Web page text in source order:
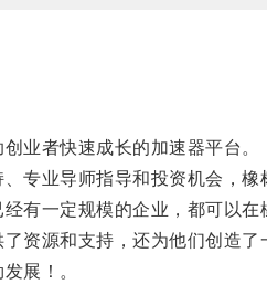
者快速成长的加速器平台。
业导师指导和投资机会，橡
一定规模的企业，都可以在
源和支持，还为他们创造了
展！。